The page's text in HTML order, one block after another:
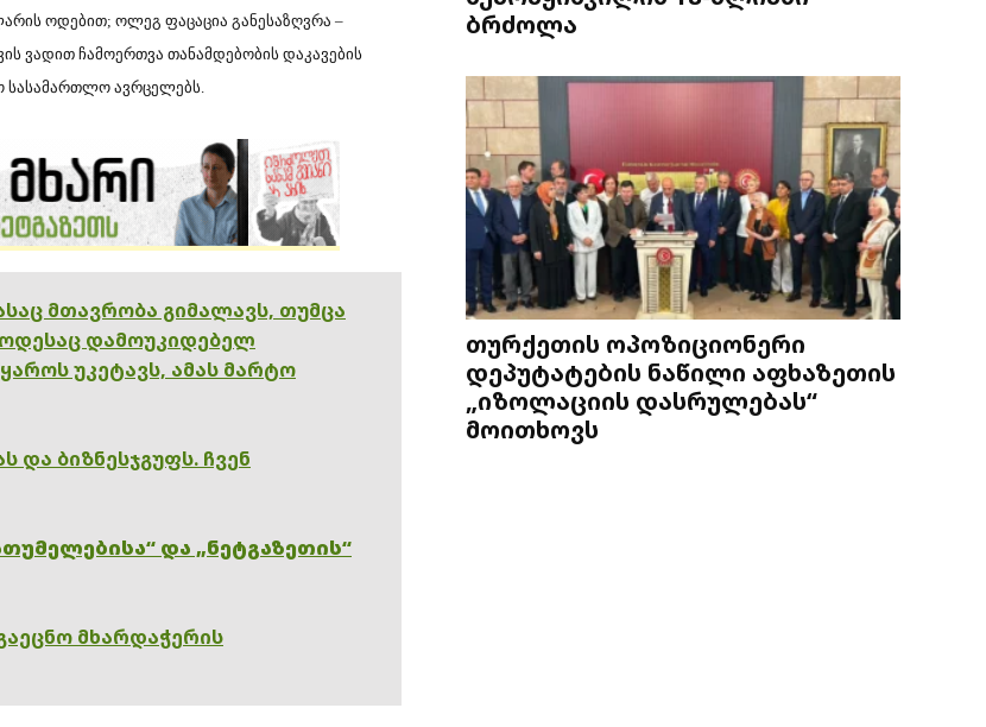
ოდებით; ოლეგ ფაცაცია განესაზღვრა –
ვადით ჩამოერთვა თანამდებობის დაკავების
სასამართლო ავრცელებს.
მთავრობა გიმალავს, თუმცა
დამოუკიდებელ
უკეტავს, ამას მარტო
ბიზნესჯგუფს. ჩვენ
და „ნეტგაზეთის“
მხარდაჭერის
ბრძოლა
თურქეთის ოპოზიციონერი
დეპუტატების ნაწილი აფხაზეთის
„იზოლაციის დასრულებას“
მოითხოვს